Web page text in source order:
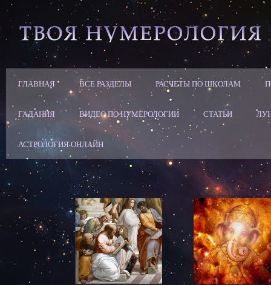
ГЛАВНАЯ ВСЕ РАЗДЕЛЫ РАСЧЕТЫ ПО ШКОЛАМ
ГАДАНИЯ ВИДЕО ПО НУМЕРОЛОГИИ СТАТЬИ
АСТРОЛОГИЯ ОНЛАЙН